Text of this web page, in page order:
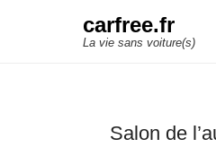
carfree.fr
La vie sans voiture(s)
Salon de